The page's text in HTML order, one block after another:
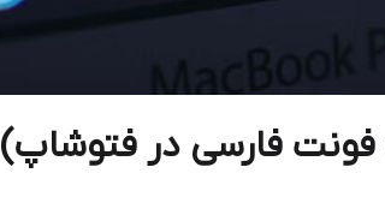
فارسی در فتوشاپ)